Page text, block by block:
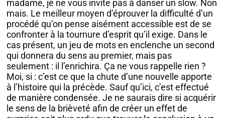
madame, je ne vous invite pas à danser un slow. Non
mais. Le meilleur moyen d’éprouver la difficulté d’un
procédé qu’on pense aisément accessible est de se
confronter à la tournure d’esprit qu’il exige. Dans le
cas présent, un jeu de mots en enclenche un second
qui donnera du sens au premier, mais pas
seulement : il l’enrichira. Ça ne vous rappelle rien ?
Moi, si : c’est ce que la chute d’une nouvelle apporte
à l’histoire qui la précède. Sauf qu’ici, c’est effectué
de manière condensée. Je ne saurais dire si acquérir
le sens de la brièveté afin de créer un effet de